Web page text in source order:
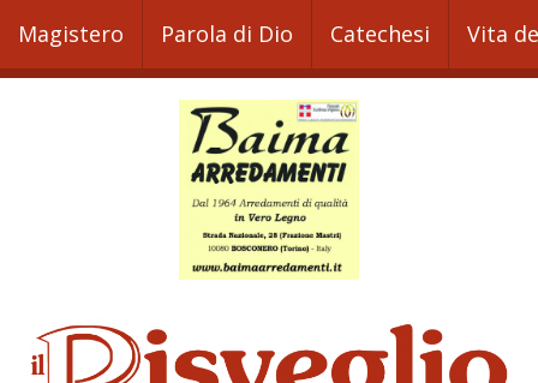
Magistero Parola di Dio Catechesi Vita